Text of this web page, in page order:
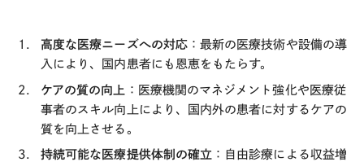
高度な医療ニーズへの対応：最新の医療技術や設備の導
入により、国内患者にも恩恵をもたらす。
ケアの質の向上 ：医療機関のマネジメント強化や医療従
事者のスキル向上により、国内外の患者に対するケアの
質を向上させる。
持続可能な医療提供体制の確立 ：自由診療による収益増